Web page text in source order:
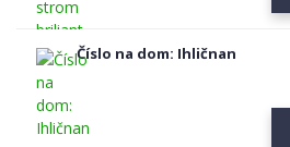
Číslo na dom: Ihličnan